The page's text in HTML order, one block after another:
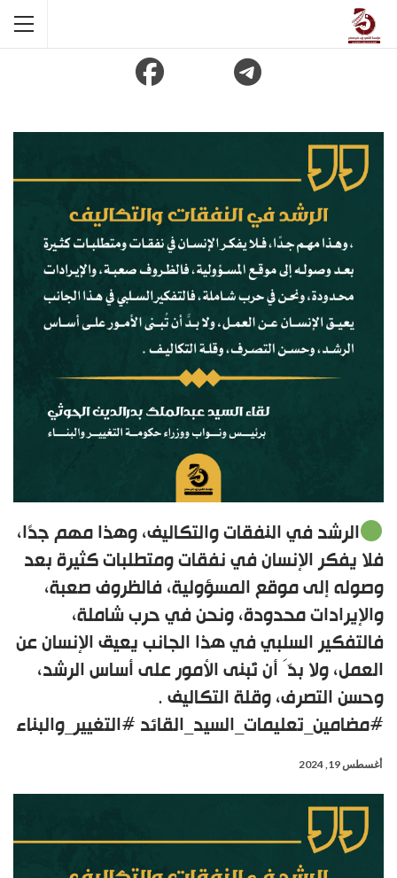
الرشد في النفقات والتكاليف، وهذا مهم جدًا،
فلا يفكر الإنسان في نفقات ومتطلبات كثيرة بعد
وصوله إلى موقع المسؤولية، فالظروف صعبة،
والإيرادات محدودة، ونحن في حرب شاملة،
فالتفكير السلبي في هذا الجانب يعيق الإنسان عن
العمل، ولا بدَّ أن تُبنى الأمور على أساس الرشد،
وحسن التصرف، وقلة التكاليف .
#مضامين_تعليمات_السيد_القائد #التغيير_والبناء
أغسطس 19, 2024